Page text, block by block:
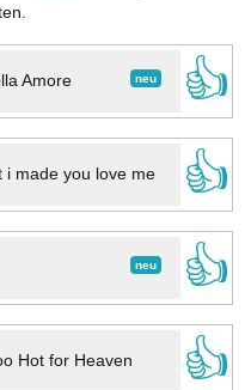
neu
Amore
👍
i made you love me
👍
neu
👍
Hot for Heaven
👍